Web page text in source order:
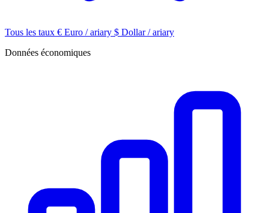
Tous les taux € Euro / ariary $ Dollar / ariary
Données économiques